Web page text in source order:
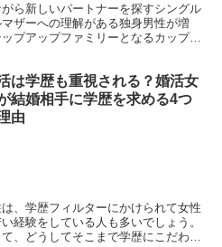
ら新しいパートナーを探すシングル
ザーへの理解がある独身男性が増
プアップファミリーとなるカップル
違いがあるのでしょうか？ シン
ケースと不幸になるケースをご紹介
は学歴も重視される？婚活女
結婚相手に学歴を求める4つ
由
、学歴フィルターにかけられて女性
験をしている人も多いでしょう。
、どうしてそこまで学歴にこだわる